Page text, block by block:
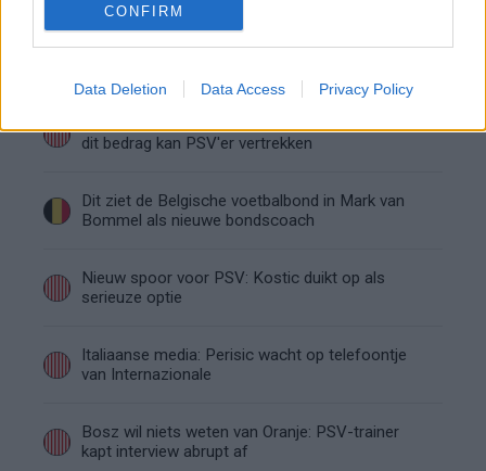
CONFIRM
Data Deletion Data Access Privacy Policy
Van Bommel begint bij België met achterstand:
dit bedrag kan PSV'er vertrekken
Dit ziet de Belgische voetbalbond in Mark van
Bommel als nieuwe bondscoach
Nieuw spoor voor PSV: Kostic duikt op als
serieuze optie
Italiaanse media: Perisic wacht op telefoontje
van Internazionale
Bosz wil niets weten van Oranje: PSV-trainer
kapt interview abrupt af